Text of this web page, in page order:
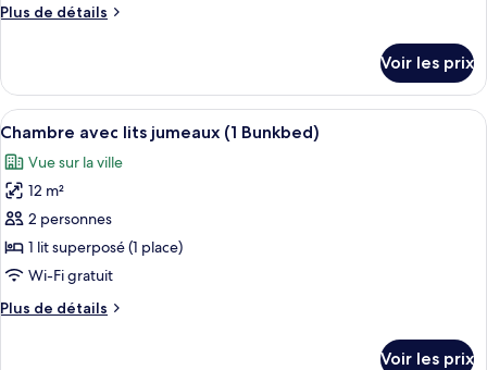
chambre :
Plus de détails
Plus
le
type
de
Chambre
Double
Voir les prix
Afficher
toutes
les
photos
pour
ce
type
chambre :
Une chambre avec un lit superposé,
6
Chambre avec lits jumeaux (1 Bunkbed)
Vue sur la ville
12 m²
2 personnes
1 lit superposé (1 place)
Wi-Fi gratuit
Plus de détails
Plus
Voir les prix